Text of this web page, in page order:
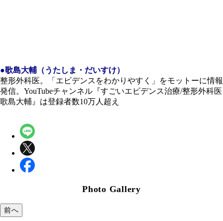
●歌島大輔（うたしま・だいすけ）
整形外科医。「エビデンスをわかりやすく」をモットーに情報
発信。YouTubeチャンネル『すごいエビデンス治療/整形外科医
歌島大輔』は登録者数10万人超え
Photo Gallery
前へ